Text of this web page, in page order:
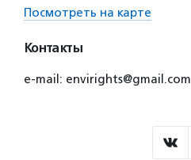
Посмотреть на карте
Контакты
e-mail: envirights@gmail.com